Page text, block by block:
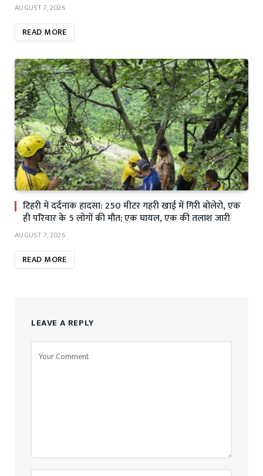
AUGUST 7, 2026
READ MORE
टिहरी में दर्दनाक हादसा: 250 मीटर गहरी खाई में गिरी बोलेरो, एक
ही परिवार के 5 लोगों की मौत; एक घायल, एक की तलाश जारी
AUGUST 7, 2026
READ MORE
LEAVE A REPLY